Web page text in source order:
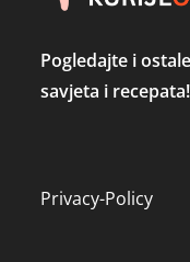
Pogledajte i
savjeta i recepata!
Privacy-Policy